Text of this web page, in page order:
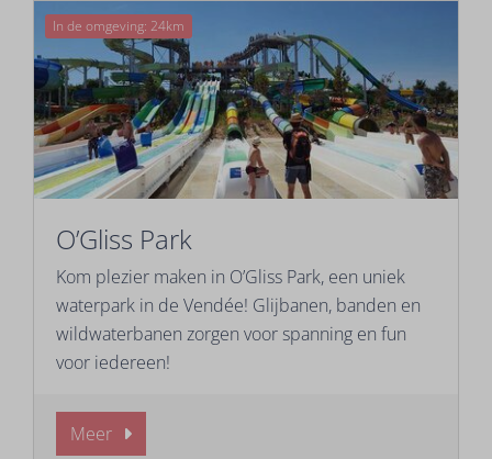
In de omgeving: 24km
O’Gliss Park
Kom plezier maken in O’Gliss Park, een uniek
waterpark in de Vendée! Glijbanen, banden en
wildwaterbanen zorgen voor spanning en fun
voor iedereen!
Meer